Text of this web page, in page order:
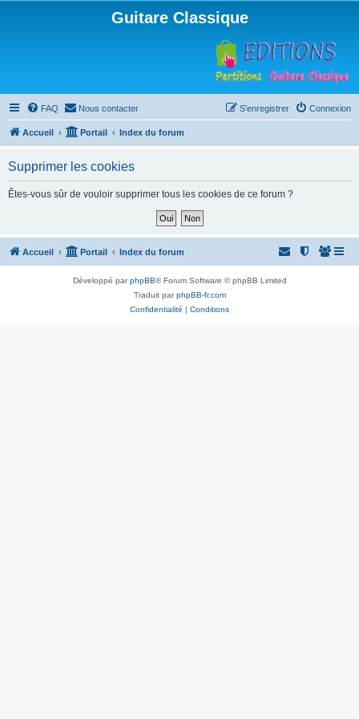
Guitare Classique
FAQ Nous contacter Connexion
S’enregistrer
Accueil Portail Index du forum
Supprimer les cookies
Êtes-vous sûr de vouloir supprimer tous les cookies de ce forum ?
Accueil Portail Index du forum
Développé parphpBB® Forum Software © phpBB Limited
Traduit parphpBB-fr.com
Confidentialité | Conditions